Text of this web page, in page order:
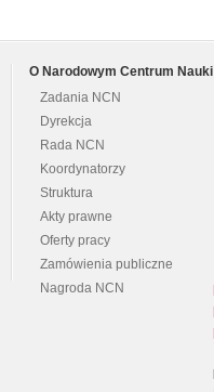
O Narodowym Centrum Nauki
Zadania NCN
Dyrekcja
Rada NCN
Koordynatorzy
Struktura
Akty prawne
Oferty pracy
Zamówienia publiczne
Nagroda NCN